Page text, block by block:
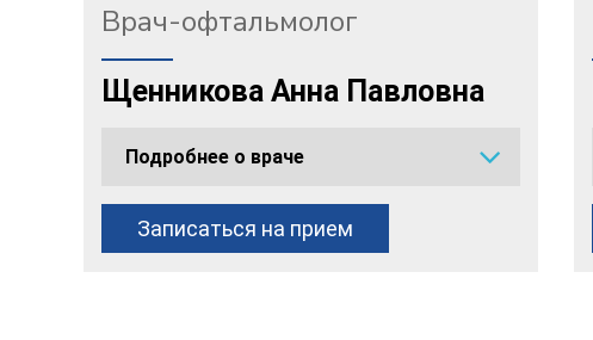
Врач-офтальмолог
Щенникова Анна Павловна
Подробнее о враче
Записаться на прием